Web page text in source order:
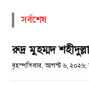
সর্বশেষ
রুদ্র মুহম্মদ
বৃহস্পতিবার, আগস্ট ৬, ২০২৬;